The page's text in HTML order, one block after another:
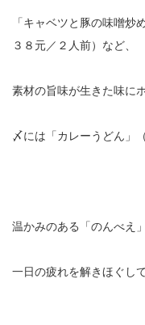
「キャベツと豚の味噌炒
３８元／２人前）など、
素材の旨味が生きた味に
〆には「カレーうどん」
温かみのある「のんべえ
一日の疲れを解きほぐし